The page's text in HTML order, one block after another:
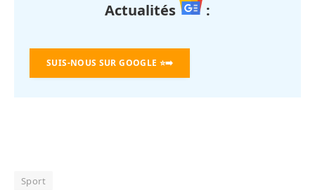
Actualités
:
SUIS-NOUS SUR GOOGLE ⭐➡️
Sport